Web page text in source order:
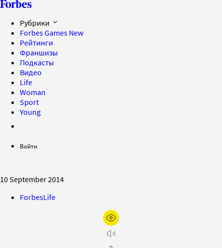
Рубрики
Forbes Games New
Рейтинги
Франшизы
Подкасты
Видео
Life
Woman
Sport
Young
Войти
10 September 2014
ForbesLife